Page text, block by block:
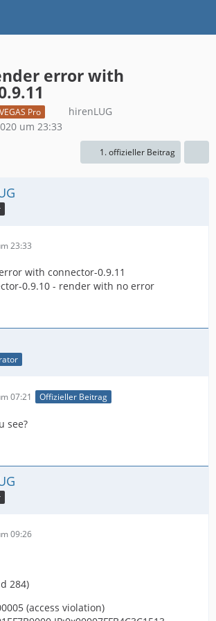
error with
VEGAS Pro
hirenLUG
um 23:33
1. offizieller Beitrag
23:33
with connector-0.9.11
0.9.10 - render with no error
07:21 Offizieller Beitrag
see?
09:26
284)
(access violation)